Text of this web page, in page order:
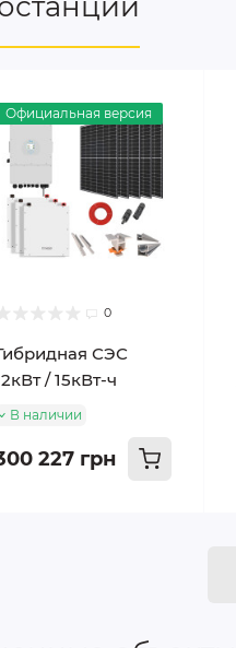
Официальная версия
0
СЭС
/ 15кВт-ч
В наличии
227 грн